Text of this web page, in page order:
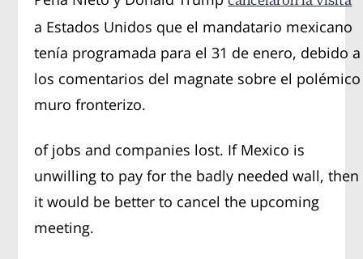
a Estados Unidos que el mandatario mexicano
tenía programada para el 31 de enero, debido a
los comentarios del magnate sobre el polémico
muro fronterizo.
of jobs and companies lost. If Mexico is
unwilling to pay for the badly needed wall, then
it would be better to cancel the upcoming
meeting.